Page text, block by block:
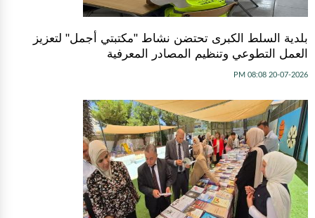
بلدية السلط الكبرى تحتضن نشاط "مكتبتي أجمل" لتعزيز
العمل التطوعي وتنظيم المصادر المعرفية
20-07-2026 08:08 PM